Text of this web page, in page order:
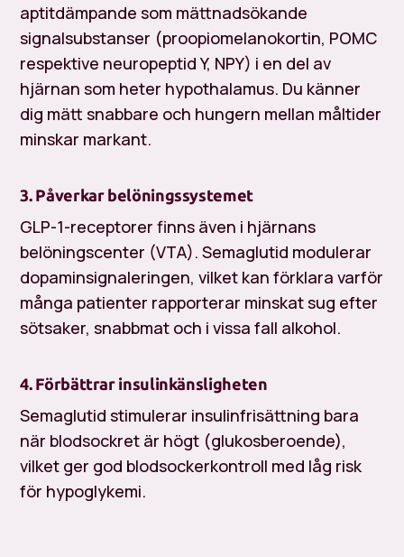
aptitdämpande som mättnadsökande
signalsubstanser (proopiomelanokortin, POMC
respektive neuropeptid Y, NPY) i en del av
hjärnan som heter hypothalamus. Du känner
dig mätt snabbare och hungern mellan måltider
minskar markant.
3. Påverkar belöningssystemet
GLP-1-receptorer finns även i hjärnans
belöningscenter (VTA). Semaglutid modulerar
dopaminsignaleringen, vilket kan förklara varför
många patienter rapporterar minskat sug efter
sötsaker, snabbmat och i vissa fall alkohol.
4. Förbättrar insulinkänsligheten
Semaglutid stimulerar insulinfrisättning bara
när blodsockret är högt (glukosberoende),
vilket ger god blodsockerkontroll med låg risk
för hypoglykemi.